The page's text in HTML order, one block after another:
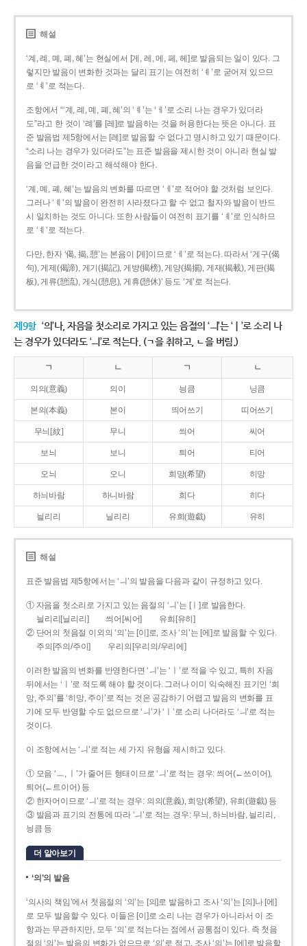
해설
‘계, 례, 몌, 폐, 혜’는 현실에서 [게, 레, 메, 페, 헤]로 발음되는 일이 있다. 그
렇지만 발음이 변화한 것과는 달리 표기는 여전히 ‘ㅖ’로 굳어져 있으므
로 ‘ㅖ’로 적는다.
조항에서 “‘계, 례, 몌, 폐, 혜’의 ‘ㅖ’는 ‘ㅔ’로 소리 나는 경우가 있더라
도”라고 한 것이 ‘례’를 [레]로 발음하는 것을 허용한다는 뜻은 아니다. 표
준 발음법 제5항에서는 [레]로 발음할 수 없다고 명시하고 있기 때문이다.
“소리 나는 경우가 있더라도”는 표준 발음을 제시한 것이 아니라 현실 발
음을 언급한 것이라고 해석해야 한다.
‘계, 몌, 폐, 혜’는 발음의 변화를 따르면 ‘ㅔ’로 적어야 할 것처럼 보인다.
그러나 ‘ㅖ’의 발음이 완전히 사라졌다고 할 수 없고 철자와 발음이 반드
시 일치하는 것도 아니다. 또한 사람들이 여전히 표기를 ‘ㅖ’로 인식하므
로 ‘ㅖ’로 적는다.
다만, 한자 ‘偈, 揭, 憩’는 본음이 [게]이므로 ‘ㅔ’로 적는다. 따라서 ‘게구(偈
句), 게제(偈諦), 게기(揭記), 게방(揭榜), 게양(揭揚), 게재(揭載), 게판(揭
板), 게류(憩流), 게식(憩息), 게휴(憩休)’ 등도 ‘게’로 적는다.
제9항 ‘의’나, 자음을 첫소리로 가지고 있는 음절의 ‘ㅢ’는 ‘ㅣ’로 소리 나
는 경우가 있더라도 ‘ㅢ’로 적는다. (ㄱ을 취하고, ㄴ을 버림.)
ㄱ ㄴ ㄱ ㄴ
의의(意義) 의이 닁큼 닝큼
본의(本義) 본이 띄어쓰기 띠어쓰기
무늬[紋] 무니 씌어 씨어
보늬 보니 틔어 티어
오늬 오니 희망(希望) 히망
하늬바람 하니바람 희다 히다
늴리리 닐리리 유희(遊戱) 유히
해설
표준 발음법 제5항에서는 ‘ㅢ’의 발음을 다음과 같이 규정하고 있다.
① 자음을 첫소리로 가지고 있는 음절의 ‘ㅢ’는 [ㅣ]로 발음한다.
늴리리[닐리리]
씌어[씨어]
유희[유히]
② 단어의 첫음절 이외의 ‘의’는 [이]로, 조사 ‘의’는 [에]로 발음할 수 있다.
주의[주의/주이]
우리의[우리의/우리에]
이러한 발음의 변화를 반영한다면 ‘ㅢ’는 ‘ㅣ’로 적을 수 있고, 특히 자음
뒤에서는 ‘ㅣ’로 적도록 해야 할 것이다. 그러나 이미 익숙해진 표기인 ‘희
망, 주의’를 ‘히망, 주이’로 적는 것은 공감하기 어렵고 발음의 변화를 표
기에 모두 반영할 수도 없으므로 ‘ㅢ’가 ‘ㅣ’로 소리 나더라도 ‘ㅢ’로 적는
것이다.
이 조항에서는 ‘ㅢ’로 적는 세 가지 유형을 제시하고 있다.
① 모음 ‘ㅡ, ㅣ’가 줄어든 형태이므로 ‘ㅢ’로 적는 경우: 씌어(←쓰이어),
틔어(←트이어) 등
② 한자어이므로 ‘ㅢ’로 적는 경우: 의의(意義), 희망(希望), 유희(遊戱) 등
③ 발음과 표기의 전통에 따라 ‘ㅢ’로 적는 경우: 무늬, 하늬바람, 늴리리,
닁큼 등
더 알아보기
‘의’의 발음
‘의사의 책임’에서 첫음절의 ‘의’는 [의]로 발음하고 조사 ‘의’는 [의]나 [에]
로 모두 발음할 수 있다. 이들은 [이]로 소리 나는 경우가 아니라서 이 조
항과는 무관하지만, 모두 ‘의’로 적는다는 점에서 공통점이 있다. 즉 첫음
절의 ‘의’는 발음의 변화가 없으므로 ‘의’로 적고, 조사 ‘의’는 [에]로 발음할